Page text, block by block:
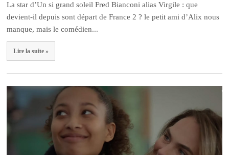
La star d’Un si grand soleil Fred Bianconi alias Virgile : que
devient-il depuis sont départ de France 2 ? le petit ami d’Alix nous
manque, mais le comédien...
Lire la suite »